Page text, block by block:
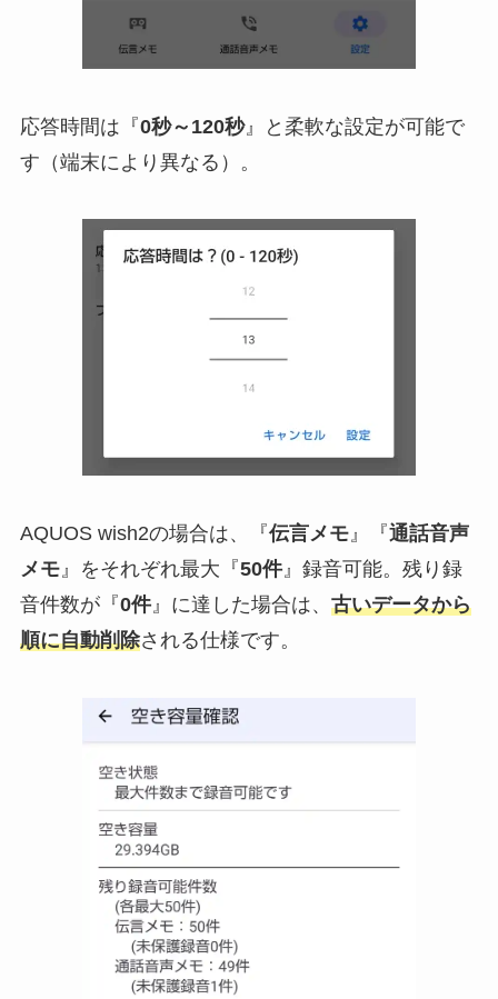
応答時間は『0秒～120秒』と柔軟な設定が可能で
す（端末により異なる）。
AQUOS wish2の場合は、『伝言メモ』『通話音声
メモ』をそれぞれ最大『50件』録音可能。残り録
音件数が『0件』に達した場合は、 古いデータから
順に自動削除される仕様です。